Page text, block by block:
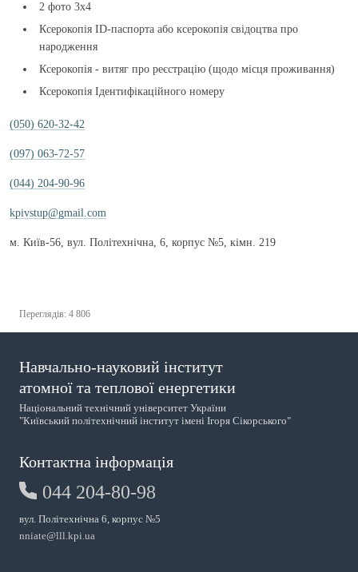
2 фото 3х4
Ксерокопія ID-паспорта або ксерокопія свідоцтва про
народження
Ксерокопія - витяг про реєстрацію (щодо місця проживання)
Ксерокопія Ідентифікаційного номеру
(050) 620-32-42
(097) 063-72-57
(044) 204-90-96
kpivstup@gmail.com
м. Київ-56, вул. Політехнічна, 6, корпус №5, кiмн. 219
Переглядів: 4 806
Навчально-науковий інститут
атомної та теплової енергетики
Національний технічний університет України
"Київський політехнічний інститут імені Ігоря Сікорського"
Контактна інформація
044 204-80-98
вул. Політехнічна 6, корпус №5
nniate@lll.kpi.ua